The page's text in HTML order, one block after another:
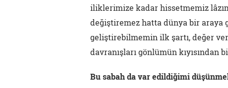
iliklerimize kadar hissetmemiz
değiştiremez hatta dünya bir araya
geliştirebilmemin ilk şartı, değer
davranışları gönlümün kıyısından
Bu sabah da var edildiğimi